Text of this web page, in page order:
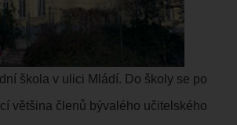
škola v ulici Mládí. Do školy se po
většina členů bývalého učitelského